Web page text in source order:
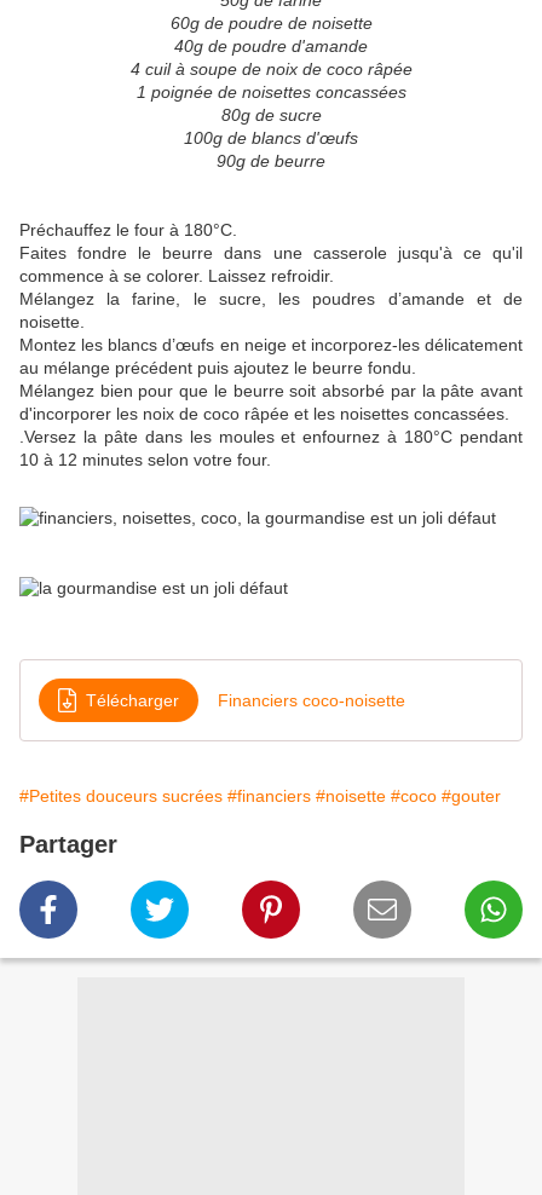
60g de poudre de noisette
40g de poudre d'amande
4 cuil à soupe de noix de coco râpée
1 poignée de noisettes concassées
80g de sucre
100g de blancs d'œufs
90g de beurre
Préchauffez le four à 180°C.
Faites fondre le beurre dans une casserole jusqu'à ce qu'il
commence à se colorer. Laissez refroidir.
Mélangez la farine, le sucre, les poudres d’amande et de
noisette.
Montez les blancs d’œufs en neige et incorporez-les délicatement
au mélange précédent puis ajoutez le beurre fondu.
Mélangez bien pour que le beurre soit absorbé par la pâte avant
d'incorporer les noix de coco râpée et les noisettes concassées.
.Versez la pâte dans les moules et enfournez à 180°C pendant
10 à 12 minutes selon votre four.
Télécharger Financiers coco-noisette
#Petites douceurs sucrées #financiers #noisette #coco #gouter
Partager